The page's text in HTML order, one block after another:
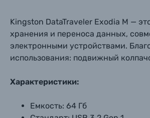
Оптические приборы
Электроника
Материалы
Осветительное
Kingston DataTraveler Exodia M —
хранения и переноса данных,
электронными устройствами.
использования: подвижный
Характеристики:
Емкость: 64 Гб